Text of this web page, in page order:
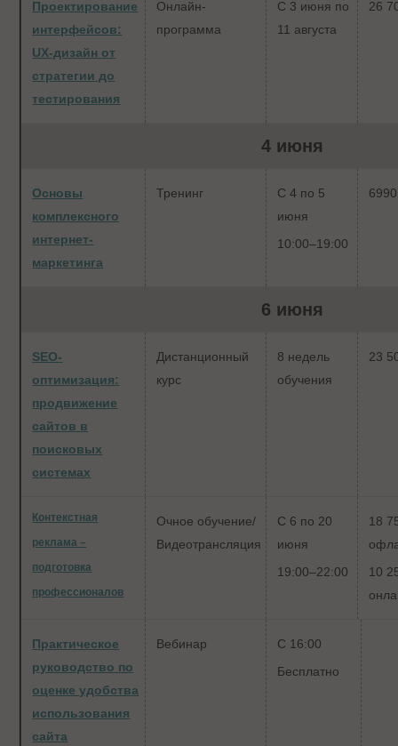
Проектирование
интерфейсов:
UX-дизайн от
стратегии до
тестирования
Онлайн-
программа
С 3 июня по
11 августа
26
4 июня
Основы
комплексного
интернет-
маркетинга
Тренинг
С 4 по 5
июня
10:00–19:00
6 июня
SEO-
оптимизация:
продвижение
сайтов в
поисковых
системах
Дистанционный
курс
8 недель
обучения
23
Контекстная
реклама –
подготовка
профессионалов
Очное обучение/
Видеотрансляция
С 6 по 20
июня
19:00–22:00
18
10
Практическое
руководство по
оценке удобства
использования
сайта
Вебинар
С 16:00
Бесплатно